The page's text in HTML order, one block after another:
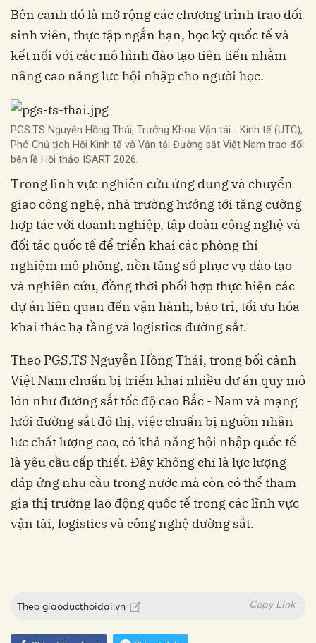
Bên cạnh đó là mở rộng các chương trình trao đổi
sinh viên, thực tập ngắn hạn, học kỳ quốc tế và
kết nối với các mô hình đào tạo tiên tiến nhằm
nâng cao năng lực hội nhập cho người học.
PGS.TS Nguyễn Hồng Thái, Trưởng Khoa Vận tải - Kinh tế (UTC),
Phó Chủ tịch Hội Kinh tế và Vận tải Đường sắt Việt Nam trao đổi
bên lề Hội thảo ISART 2026.
Trong lĩnh vực nghiên cứu ứng dụng và chuyển
giao công nghệ, nhà trường hướng tới tăng cường
hợp tác với doanh nghiệp, tập đoàn công nghệ và
đối tác quốc tế để triển khai các phòng thí
nghiệm mô phỏng, nền tảng số phục vụ đào tạo
và nghiên cứu, đồng thời phối hợp thực hiện các
dự án liên quan đến vận hành, bảo trì, tối ưu hóa
khai thác hạ tầng và logistics đường sắt.
Theo PGS.TS Nguyễn Hồng Thái, trong bối cảnh
Việt Nam chuẩn bị triển khai nhiều dự án quy mô
lớn như đường sắt tốc độ cao Bắc - Nam và mạng
lưới đường sắt đô thị, việc chuẩn bị nguồn nhân
lực chất lượng cao, có khả năng hội nhập quốc tế
là yêu cầu cấp thiết. Đây không chỉ là lực lượng
đáp ứng nhu cầu trong nước mà còn có thể tham
gia thị trường lao động quốc tế trong các lĩnh vực
vận tải, logistics và công nghệ đường sắt.
Theo giaoducthoidai.vn Copy Link